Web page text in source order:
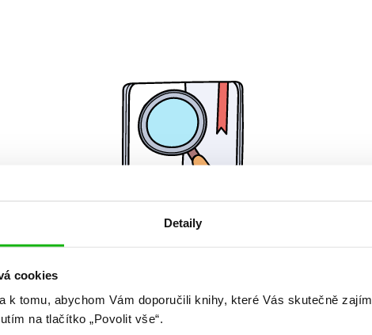
Detaily
cookies
k tomu, abychom Vám doporučili knihy, které Vás skutečně
na tlačítko „Povolit vše“.